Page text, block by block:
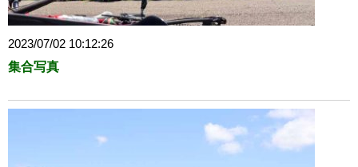
2023/07/02 10:12:26
集合写真